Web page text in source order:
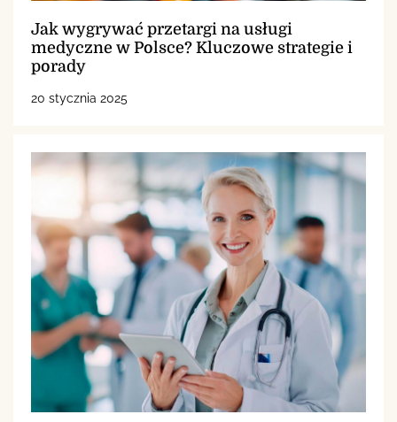
Jak wygrywać przetargi na usługi
medyczne w Polsce? Kluczowe strategie i
porady
20 stycznia 2025